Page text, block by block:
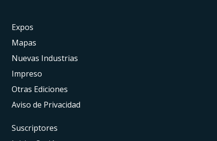
Expos
Mapas
Nuevas Industrias
Impreso
Otras Ediciones
Aviso de Privacidad
Suscriptores